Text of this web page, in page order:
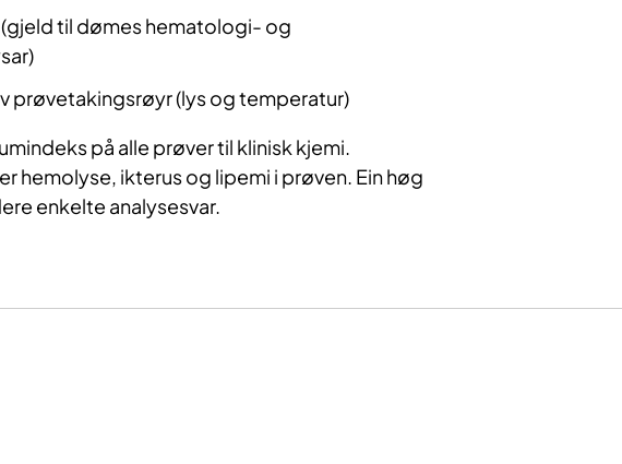
til dømes hematologi- og
prøvetakingsrøyr (lys og temperatur)
på alle prøver til klinisk kjemi.
hemolyse, ikterus og lipemi i prøven. Ein høg
enkelte analysesvar.